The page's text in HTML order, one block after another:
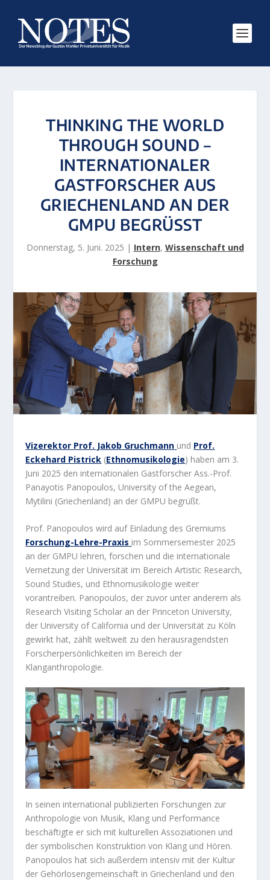
THINKING THE WORLD
THROUGH SOUND –
INTERNATIONALER
GASTFORSCHER AUS
GRIECHENLAND AN DER
GMPU BEGRÜSST
Donnerstag, 5. Juni. 2025 | Intern, Wissenschaft und
Forschung
Vizerektor Prof. Jakob Gruchmann und Prof.
Eckehard Pistrick (Ethnomusikologie) haben am 3.
Juni 2025 den internationalen Gastforscher Ass.-Prof.
Panayotis Panopoulos, University of the Aegean,
Mytilini (Griechenland) an der GMPU begrüßt.
Prof. Panopoulos wird auf Einladung des Gremiums
Forschung-Lehre-Praxis im Sommersemester 2025
an der GMPU lehren, forschen und die internationale
Vernetzung der Universität im Bereich Artistic Research,
Sound Studies, und Ethnomusikologie weiter
vorantreiben. Panopoulos, der zuvor unter anderem als
Research Visiting Scholar an der Princeton University,
der University of California und der Universität zu Köln
gewirkt hat, zählt weltweit zu den herausragendsten
Forscherpersönlichkeiten im Bereich der
Klanganthropologie.
In seinen international publizierten Forschungen zur
Anthropologie von Musik, Klang und Performance
beschäftigte er sich mit kulturellen Assoziationen und
der symbolischen Konstruktion von Klang und Hören.
Panopoulos hat sich außerdem intensiv mit der Kultur
der Gehörlosengemeinschaft in Griechenland und den